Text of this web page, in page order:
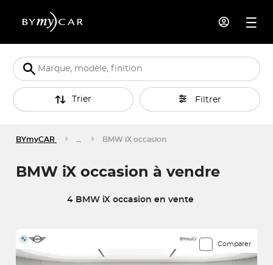
Trier Filtrer
BYmyCAR BMW iX occasion
BMW iX occasion à vendre
4 BMW iX occasion en vente
Comparer